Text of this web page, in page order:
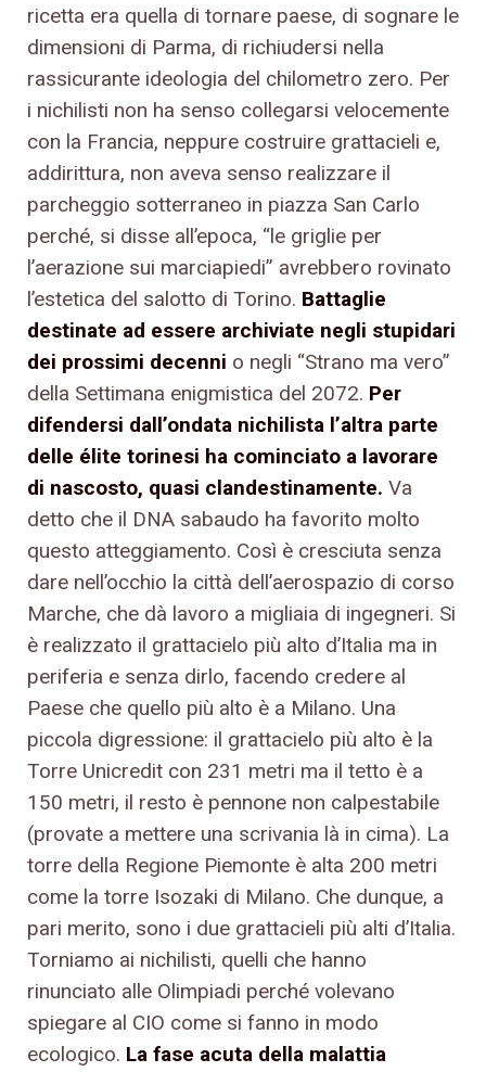
ricetta era quella di tornare paese, di sognare le
dimensioni di Parma, di richiudersi nella
rassicurante ideologia del chilometro zero. Per
i nichilisti non ha senso collegarsi velocemente
con la Francia, neppure costruire grattacieli e,
addirittura, non aveva senso realizzare il
parcheggio sotterraneo in piazza San Carlo
perché, si disse all’epoca, “le griglie per
l’aerazione sui marciapiedi” avrebbero rovinato
l’estetica del salotto di Torino. Battaglie
destinate ad essere archiviate negli stupidari
dei prossimi decenni o negli “Strano ma vero”
della Settimana enigmistica del 2072. Per
difendersi dall’ondata nichilista l’altra parte
delle élite torinesi ha cominciato a lavorare
di nascosto, quasi clandestinamente. Va
detto che il DNA sabaudo ha favorito molto
questo atteggiamento. Così è cresciuta senza
dare nell’occhio la città dell’aerospazio di corso
Marche, che dà lavoro a migliaia di ingegneri. Si
è realizzato il grattacielo più alto d’Italia ma in
periferia e senza dirlo, facendo credere al
Paese che quello più alto è a Milano. Una
piccola digressione: il grattacielo più alto è la
Torre Unicredit con 231 metri ma il tetto è a
150 metri, il resto è pennone non calpestabile
(provate a mettere una scrivania là in cima). La
torre della Regione Piemonte è alta 200 metri
come la torre Isozaki di Milano. Che dunque, a
pari merito, sono i due grattacieli più alti d’Italia.
Torniamo ai nichilisti, quelli che hanno
rinunciato alle Olimpiadi perché volevano
spiegare al CIO come si fanno in modo
ecologico. La fase acuta della malattia